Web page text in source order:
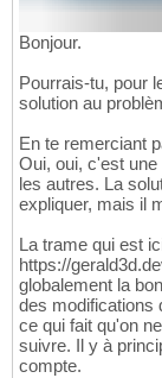
Bonjour.
Pourrais-tu, pour
solution au
En te remerciant
Oui, oui, c'est
les autres. La
expliquer, mais il
La trame qui est
https://
globalement la
des modifications
ce qui fait qu'on
suivre. Il y à
compte.